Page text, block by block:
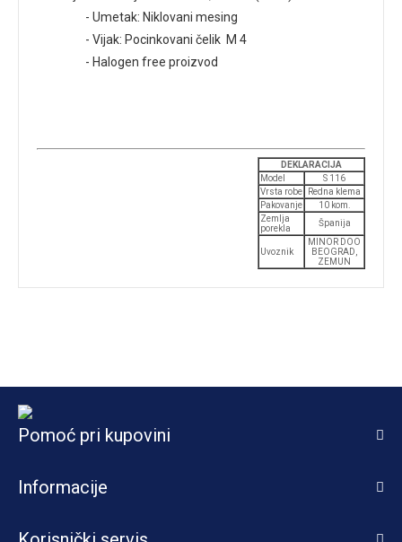
- Umetak: Niklovani mesing
- Vijak: Pocinkovani čelik M 4
- Halogen free proizvod
DEKLARACIJA
Model
S 116
Vrsta robe
Redna klema
Pakovanje
10 kom.
Zemlja
porekla
Španija
Uvoznik
MINOR DOO
BEOGRAD,
ZEMUN
Pomoć pri kupovini
Informacije